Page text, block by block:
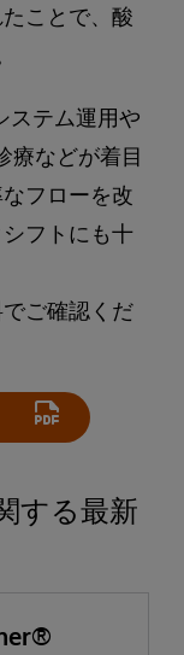
ことで、酸
ステム運用や
療などが着目
フローを改
フトにも十
ご確認くだ
する最新